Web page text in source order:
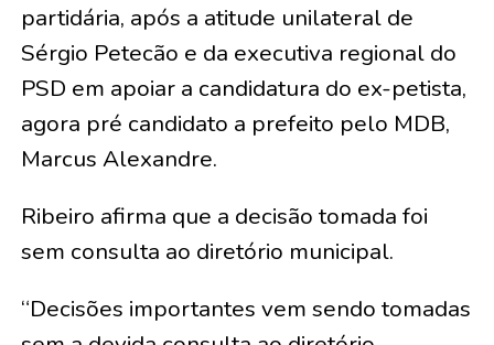
partidária, após a atitude unilateral de
Sérgio Petecão e da executiva regional do
PSD em apoiar a candidatura do ex-petista,
agora pré candidato a prefeito pelo MDB,
Marcus Alexandre.
Ribeiro afirma que a decisão tomada foi
sem consulta ao diretório municipal.
“Decisões importantes vem sendo tomadas